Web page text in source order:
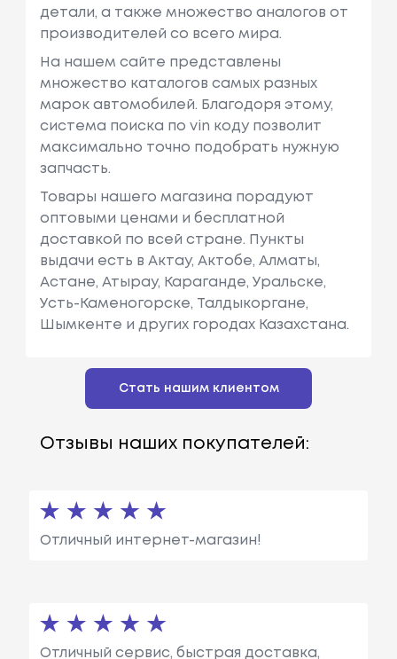
детали, а также множество аналогов от
производителей со всего мира.
На нашем сайте представлены
множество каталогов самых разных
марок автомобилей. Благодоря этому,
система поиска по vin коду позволит
максимально точно подобрать нужную
запчасть.
Товары нашего магазина порадуют
оптовыми ценами и бесплатной
доставкой по всей стране. Пункты
выдачи есть в Актау, Актобе, Алматы,
Астане, Атырау, Караганде, Уральске,
Усть-Каменогорске, Талдыкоргане,
Шымкенте и других городах Казахстана.
Стать нашим клиентом
Отзывы наших покупателей:
Отличный интернет-магазин!
Отличный сервис, быстрая доставка,